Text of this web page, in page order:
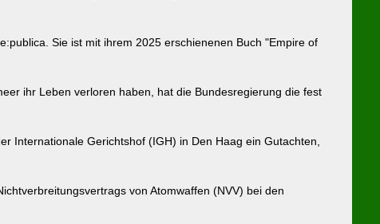
Sie ist mit ihrem 2025 erschienenen Buch "Empire of
ihr Leben verloren haben, hat die Bundesregierung die fest
Internationale Gerichtshof (IGH) in Den Haag ein Gutachten,
von Atomwaffen (NVV) bei den